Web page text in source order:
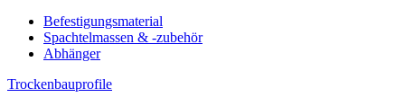
Befestigungsmaterial
Spachtelmassen & -zubehör
Abhänger
Trockenbauprofile